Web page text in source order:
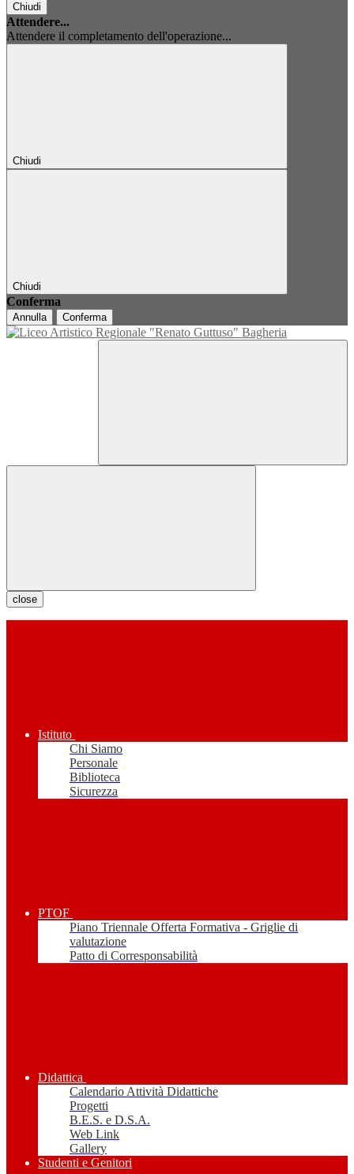
Chiudi
Attendere...
Attendere il completamento dell'operazione...
Chiudi
Chiudi
Conferma
Annulla Conferma
close
Istituto
Chi Siamo
Personale
Biblioteca
Sicurezza
PTOF
Piano Triennale Offerta Formativa - Griglie di
valutazione
Patto di Corresponsabilità
Didattica
Calendario Attività Didattiche
Progetti
B.E.S. e D.S.A.
Web Link
Gallery
Studenti e Genitori